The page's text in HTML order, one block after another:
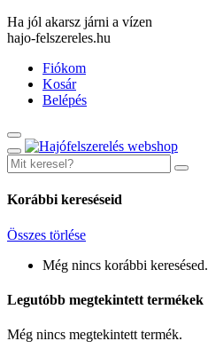
Ha jól akarsz járni a vízen
hajo-felszereles.hu
Fiókom
Kosár
Belépés
Korábbi kereséseid
Összes törlése
Még nincs korábbi keresésed.
Legutóbb megtekintett termékek
Még nincs megtekintett termék.